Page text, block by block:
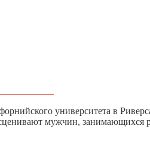
университета в
мужчин, занимающихся